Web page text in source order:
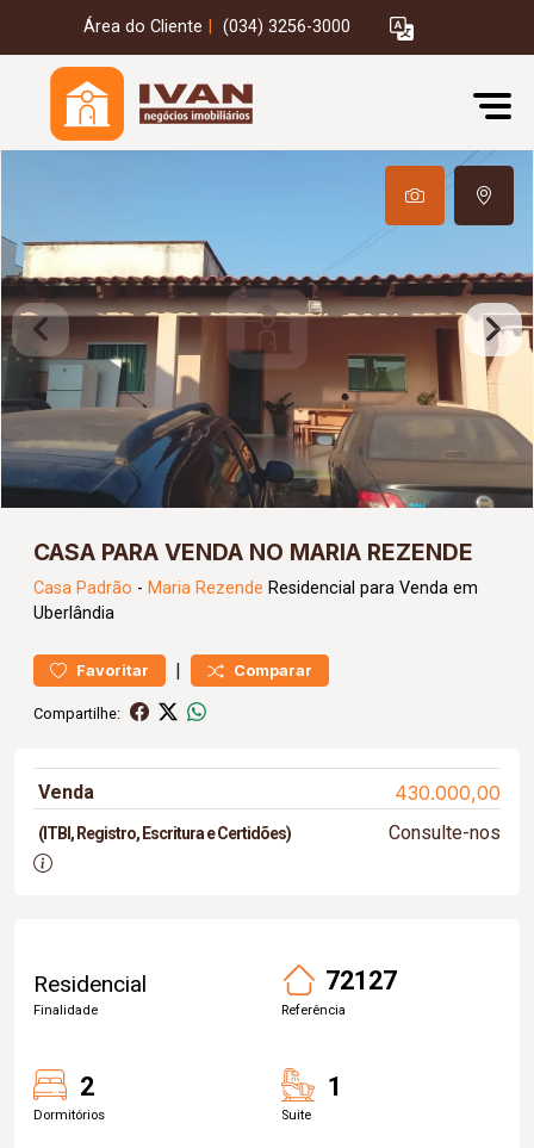
Área do Cliente (034) 3256-3000
CASA PARA VENDA NO MARIA REZENDE
Casa Padrão - Maria Rezende Residencial para Venda em
Uberlândia
Favoritar | Comparar
Compartilhe:
Venda 430.000,00
(ITBI, Registro, Escritura e Certidões) Consulte-nos
Residencial
Finalidade
72127
Referência
2
Dormitórios
1
Suite